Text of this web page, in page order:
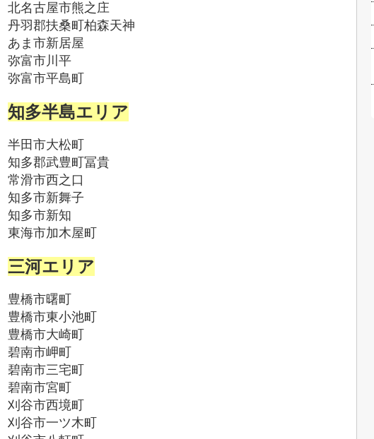
北名古屋市熊之庄
丹羽郡扶桑町柏森天神
あま市新居屋
弥富市川平
弥富市平島町
知多半島エリア
半田市大松町
知多郡武豊町冨貴
常滑市西之口
知多市新舞子
知多市新知
東海市加木屋町
三河エリア
豊橋市曙町
豊橋市東小池町
豊橋市大崎町
碧南市岬町
碧南市三宅町
碧南市宮町
刈谷市西境町
刈谷市一ツ木町